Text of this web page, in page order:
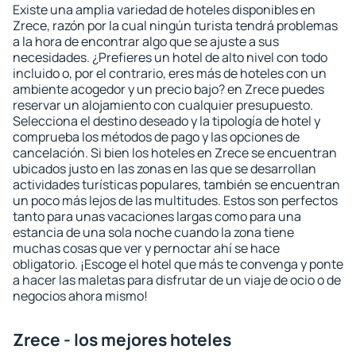
Existe una amplia variedad de hoteles disponibles en
Zrece, razón por la cual ningún turista tendrá problemas
a la hora de encontrar algo que se ajuste a sus
necesidades. ¿Prefieres un hotel de alto nivel con todo
incluido o, por el contrario, eres más de hoteles con un
ambiente acogedor y un precio bajo? en Zrece puedes
reservar un alojamiento con cualquier presupuesto.
Selecciona el destino deseado y la tipología de hotel y
comprueba los métodos de pago y las opciones de
cancelación. Si bien los hoteles en Zrece se encuentran
ubicados justo en las zonas en las que se desarrollan
actividades turísticas populares, también se encuentran
un poco más lejos de las multitudes. Estos son perfectos
tanto para unas vacaciones largas como para una
estancia de una sola noche cuando la zona tiene
muchas cosas que ver y pernoctar ahí se hace
obligatorio. ¡Escoge el hotel que más te convenga y ponte
a hacer las maletas para disfrutar de un viaje de ocio o de
negocios ahora mismo!
Zrece - los mejores hoteles